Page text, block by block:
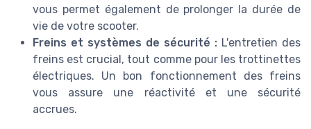
vous permet également de prolonger la durée de
vie de votre scooter.
Freins et systèmes de sécurité : L'entretien des
freins est crucial, tout comme pour les trottinettes
électriques. Un bon fonctionnement des freins
vous assure une réactivité et une sécurité
accrues.